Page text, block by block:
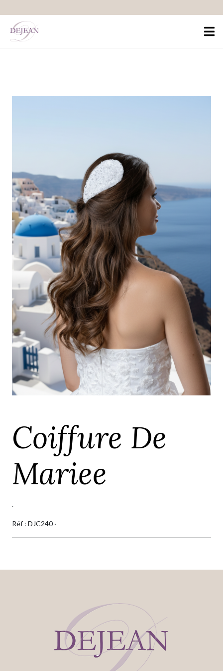
Coiffure De
Mariee
.
Réf : DJC240 ·